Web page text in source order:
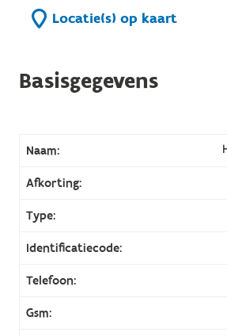
Locatie(s) op kaart
Basisgegevens
Naam:
Afkorting:
Type:
Identificatiecode:
Telefoon:
Gsm: